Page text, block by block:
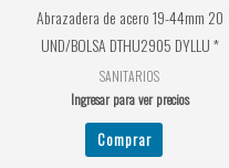
Abrazadera de acero 19-44mm 20
UND/BOLSA DTHU2905 DYLLU *
SANITARIOS
Ingresar para ver precios
Comprar